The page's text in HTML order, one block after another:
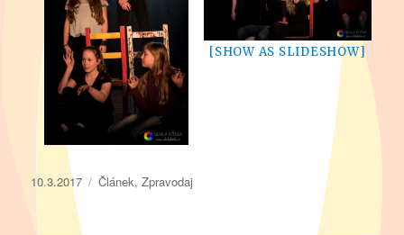
[SHOW AS SLIDESHOW]
Publikováno:
10.3.2017 Rubriky:
Článek,Zpravodaj